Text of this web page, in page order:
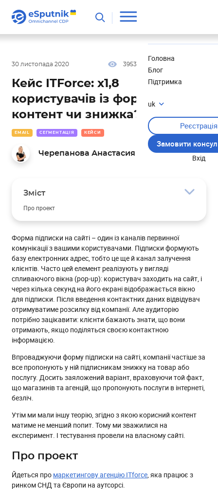
Головна
Блог
Підтримка
uk
Реєстрація
Замовити
Вхід
30 листопада 2020 3953
EMAIL СЕГМЕНТАЦІЯ КЕЙСИ
Кейс ITForce: х1,8
користувачів із форми –
контент чи знижка?
Черепанова Анастасия
Зміст
Про проект
Завдання
Рішення
Результати
Форма підписки на сайті – один із каналів первинної
комунікації з вашими користувачами. Підписки формують
базу електронних адрес, тобто це ще й канал залучення
клієнтів. Часто цей елемент реалізують у вигляді
спливаючого вікна (pop-up): користувач заходить на сайт, і
через кілька секунд на його екрані відображається вікно
для підписки. Після введення контактних даних відвідувач
отримуватиме розсилку від компанії. Але аудиторію
потрібно зацікавити: клієнти бажають знати, що вони
отримають, якщо поділяться своєю контактною
інформацією.
Впроваджуючи форму підписки на сайті, компанії частіше за
все пропонують у ній підписникам знижку на товар або
послугу. Досить заяложений варіант, враховуючи той факт,
що магазинів та агенцій, що пропонують послуги в інтернеті,
безліч.
Утім ми мали іншу теорію, згідно з якою корисний контент
матиме не менший попит. Тому ми зважилися на
експеримент. І тестування провели на власному сайті.
Про проект
Йдеться про маркетингову агенцію ITforce, яка працює з
ринком СНД та Європи на аутсорсі.